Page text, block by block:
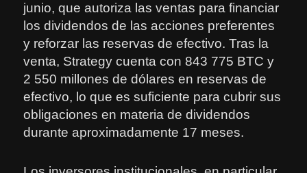
junio, que autoriza las ventas para financiar
los dividendos de las acciones preferentes
y reforzar las reservas de efectivo. Tras la
venta, Strategy cuenta con 843 775 BTC y
2 550 millones de dólares en reservas de
efectivo, lo que es suficiente para cubrir sus
obligaciones en materia de dividendos
durante aproximadamente 17 meses.